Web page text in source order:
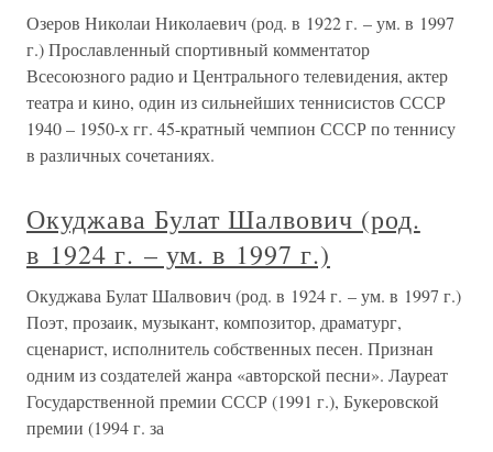
Озеров Николаи Николаевич (род. в 1922 г. – ум. в 1997
г.) Прославленный спортивный комментатор
Всесоюзного радио и Центрального телевидения, актер
театра и кино, один из сильнейших теннисистов СССР
1940 – 1950-х гг. 45-кратный чемпион СССР по теннису
в различных сочетаниях.
Окуджава Булат Шалвович (род.
в 1924 г. – ум. в 1997 г.)
Окуджава Булат Шалвович (род. в 1924 г. – ум. в 1997 г.)
Поэт, прозаик, музыкант, композитор, драматург,
сценарист, исполнитель собственных песен. Признан
одним из создателей жанра «авторской песни». Лауреат
Государственной премии СССР (1991 г.), Букеровской
премии (1994 г. за